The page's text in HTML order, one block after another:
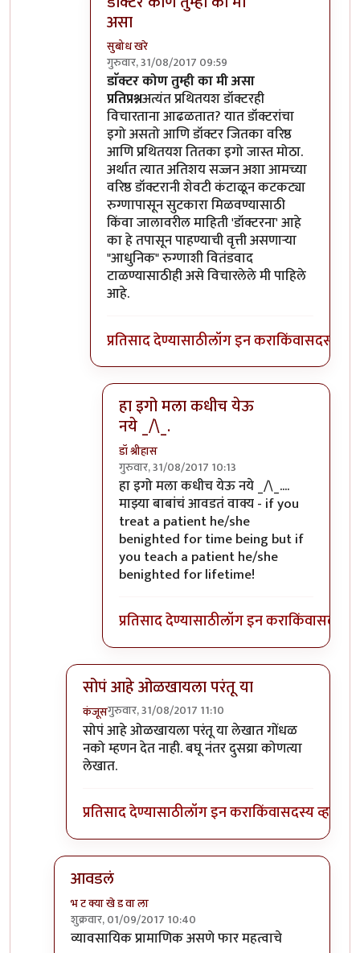
असा
सुबोध खरे
गुरुवार, 31/08/2017 09:59
In reply toदुर्दैवाने खऱ्या गुरूंपेक्षा
डाॅक्टर कोण तुम्ही का मी असा
प्रतिप्रश्नअत्यंत प्रथितयश डॉक्टरही
विचारताना आढळतात? यात डॉक्टरांचा
इगो असतो आणि डॉक्टर जितका वरिष्ठ
आणि प्रथितयश तितका इगो जास्त मोठा.
अर्थात त्यात अतिशय सज्जन अशा आमच्या
वरिष्ठ डॉक्टरानी शेवटी कंटाळून कटकट्या
रुग्णापासून सुटकारा मिळवण्यासाठी
किंवा जालावरील माहिती 'डॉक्टरना' आहे
का हे तपासून पाहण्याची वृत्ती असणाऱ्या
"आधुनिक" रुग्णाशी वितंडवाद
टाळण्यासाठीही असे विचारलेले मी पाहिले
आहे.
प्रतिसाद देण्यासाठीलॉग इन कराकिंवासदस्य व्हा
हा इगो मला कधीच येऊ
नये _/\_.
डॉ श्रीहास
गुरुवार, 31/08/2017 10:13
In reply toडाॅक्टर कोण तुम्ही का मी असा
हा इगो मला कधीच येऊ नये _/\_....
माझ्या बाबांचं आवडतं वाक्य - if you
treat a patient he/she
benighted for time being but if
you teach a patient he/she
benighted for lifetime!
प्रतिसाद देण्यासाठीलॉग इन कराकिंवासदस्य
सोपं आहे ओळखायला परंतू या
कंजूसगुरुवार, 31/08/2017 11:10
In reply to))))) लक्षात ठेवा -- इतरbyसस्नेह
सोपं आहे ओळखायला परंतू या लेखात गोंधळ
नको म्हणन देत नाही. बघू नंतर दुसय्रा कोणत्या
लेखात.
प्रतिसाद देण्यासाठीलॉग इन कराकिंवासदस्य व्हा
आवडलं
भ ट क्या खे ड वा ला
शुक्रवार, 01/09/2017 10:40
In reply toप्रत्येक वैद्यकशाखा काहीbyसुबोध खरे
व्यावसायिक प्रामाणिक असणे फार महत्वाचे